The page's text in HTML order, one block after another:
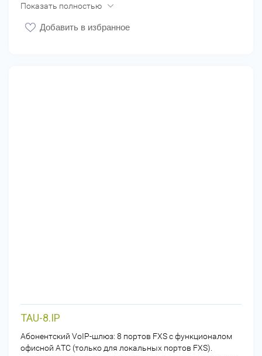
абонентской линии
Показать полностью
Добавить в избранное
TAU-8.IP
Абонентский VoIP-шлюз: 8 портов FXS с функционалом
офисной АТС (только для локальных портов FXS).